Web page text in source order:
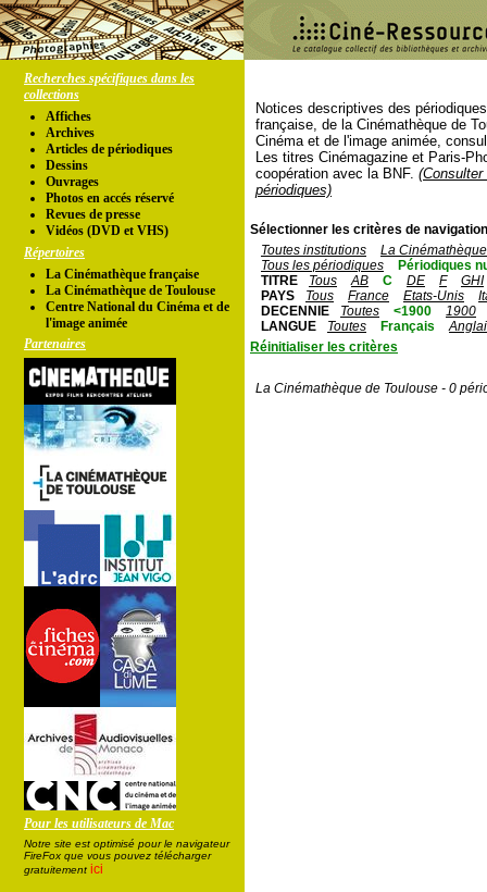
Recherches spécifiques dans les
collections
Affiches
Archives
Articles de périodiques
Dessins
Ouvrages
Photos en accés réservé
Revues de presse
Vidéos (DVD et VHS)
Répertoires
La Cinémathèque française
La Cinémathèque de Toulouse
Centre National du Cinéma et de
l'image animée
Partenaires
Pour les utilisateurs de Mac
Notre site est optimisé pour le navigateur
FireFox que vous pouvez télécharger
gratuitement ici
Notices descriptives des
française, de la Cinémathèque de
Cinéma et de l'image animée,
Les titres Cinémagazine et Paris-
coopération avec la BNF.
périodiques)
Sélectionner les critères de
Toutes institutions
La
Tous les périodiques
Périodiques
TITRE
Tous AB C DE F
GHI
PAYS
Tous France Etats-Unis
DECENNIE
Toutes <1900
1900
LANGUE
Toutes Français
Réinitialiser les critères
La Cinémathèque de Toulouse - 0